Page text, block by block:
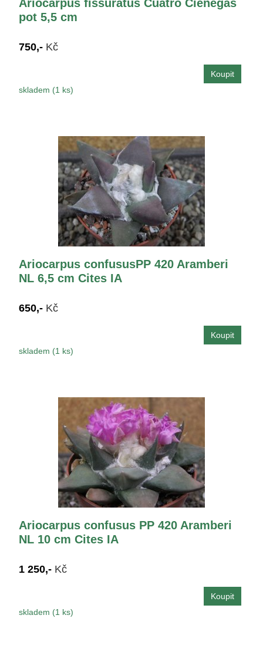
Ariocarpus fissuratus Cuatro Cienegas
pot 5,5 cm
750,- Kč
skladem (1 ks)
Ariocarpus confususPP 420 Aramberi
NL 6,5 cm Cites IA
650,- Kč
skladem (1 ks)
Ariocarpus confusus PP 420 Aramberi
NL 10 cm Cites IA
1 250,- Kč
skladem (1 ks)